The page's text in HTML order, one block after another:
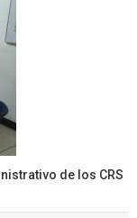
de los CRS